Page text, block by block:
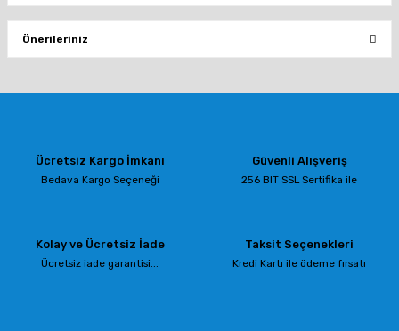
Bu ürüne ilk yorumu siz yapın!
Yorum Yaz
Önerileriniz
Ürün resmi kalitesiz, bozuk veya görüntülenemiyor.
Ürün fiyatı diğer sitelerden daha pahalı.
Ücretsiz Kargo İmkanı
Bedava Kargo Seçeneği
Güvenli Alışveriş
256 BIT SSL Sertifika ile
Kolay ve Ücretsiz İade
Ücretsiz iade garantisi...
Taksit Seçenekleri
Kredi Kartı ile ödeme fırsatı